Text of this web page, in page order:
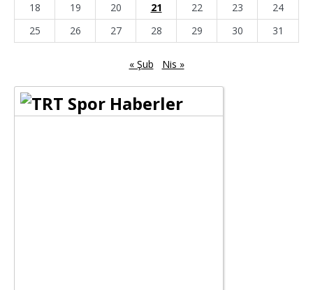
18
19 20 21 22 23
24
25
26 27 28 29 30 31
« Şub Nis »